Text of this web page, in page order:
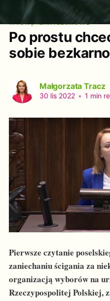
Po prostu
sobie
Małgorzata Tracz
30 lis 2022 • 1 min
Pierwsze czytanie
zaniechaniu ścigania za
organizacją wyborów na
Rzeczypospolitej Polskiej,